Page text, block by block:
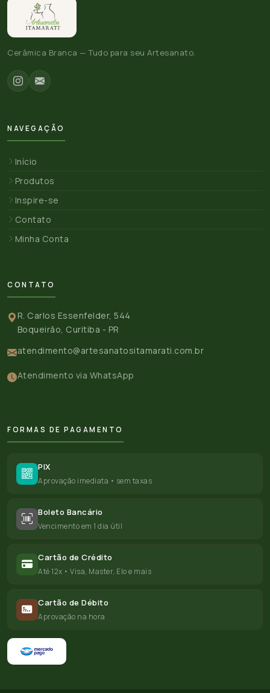
Cerâmica Branca — Tudo para seu Artesanato.
NAVEGAÇÃO
Início
Produtos
Inspire-se
Contato
Minha Conta
CONTATO
R. Carlos Essenfelder, 544
Boqueirão, Curitiba - PR
atendimento@artesanatositamarati.com.br
Atendimento via WhatsApp
FORMAS DE PAGAMENTO
PIX
Aprovação imediata • sem taxas
Boleto Bancário
Vencimento em 1 dia útil
Cartão de Crédito
Até 12x • Visa, Master, Elo e mais
Cartão de Débito
Aprovação na hora